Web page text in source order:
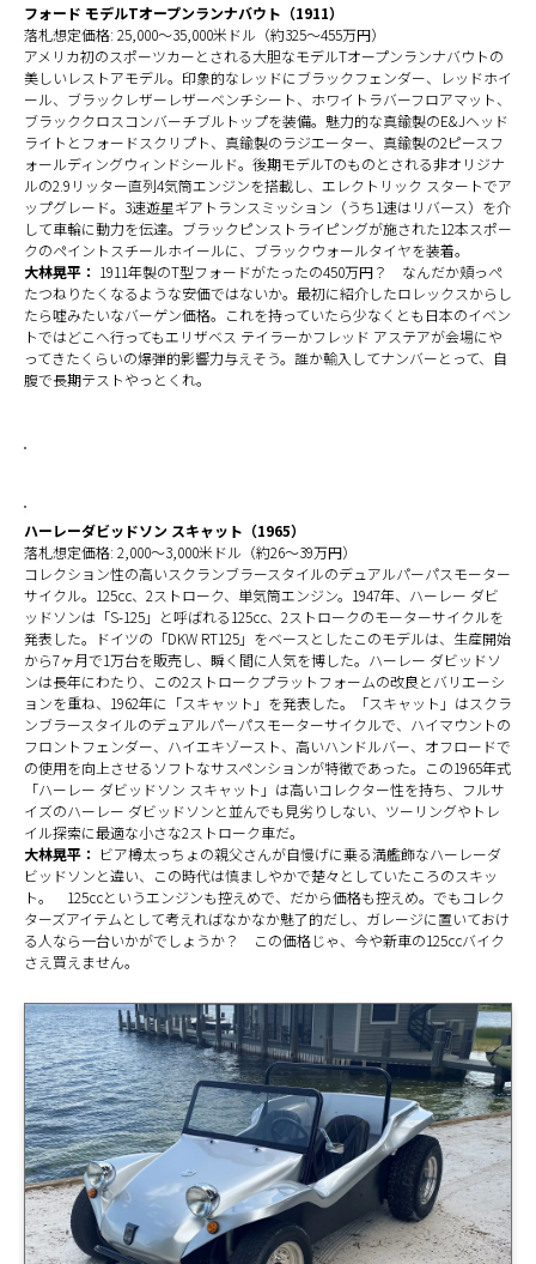
フォード モデルTオープンランナバウト（1911）
落札想定価格: 25,000～35,000米ドル（約325～455万円）
アメリカ初のスポーツカーとされる大胆なモデルTオープンランナバウトの
美しいレストアモデル。印象的なレッドにブラックフェンダー、レッドホイ
ール、ブラックレザーレザーベンチシート、ホワイトラバーフロアマット、
ブラッククロスコンバーチブルトップを装備。魅力的な真鍮製のE&Jヘッド
ライトとフォードスクリプト、真鍮製のラジエーター、真鍮製の2ピースフ
ォールディングウィンドシールド。後期モデルTのものとされる非オリジナ
ルの2.9リッター直列4気筒エンジンを搭載し、エレクトリック スタートでア
ップグレード。3速遊星ギアトランスミッション（うち1速はリバース）を介
して車輪に動力を伝達。ブラックピンストライピングが施された12本スポー
クのペイントスチールホイールに、ブラックウォールタイヤを装着。
大林晃平： 1911年製のT型フォードがたったの450万円？ なんだか頬っぺ
たつねりたくなるような安価ではないか。最初に紹介したロレックスからし
たら嘘みたいなバーゲン価格。これを持っていたら少なくとも日本のイベン
トではどこへ行ってもエリザベス テイラーかフレッド アステアが会場にや
ってきたくらいの爆弾的影響力与えそう。誰か輸入してナンバーとって、自
腹で長期テストやっとくれ。
ハーレーダビッドソン スキャット（1965）
落札想定価格: 2,000～3,000米ドル（約26～39万円）
コレクション性の高いスクランブラースタイルのデュアルパーパスモーター
サイクル。125cc、2ストローク、単気筒エンジン。1947年、ハーレー ダビ
ッドソンは「S-125」と呼ばれる125cc、2ストロークのモーターサイクルを
発表した。ドイツの「DKW RT125」をベースとしたこのモデルは、生産開始
から7ヶ月で1万台を販売し、瞬く間に人気を博した。ハーレー ダビッドソ
ンは長年にわたり、この2ストロークプラットフォームの改良とバリエーシ
ョンを重ね、1962年に「スキャット」を発表した。「スキャット」はスクラ
ンブラースタイルのデュアルパーパスモーターサイクルで、ハイマウントの
フロントフェンダー、ハイエキゾースト、高いハンドルバー、オフロードで
の使用を向上させるソフトなサスペンションが特徴であった。この1965年式
「ハーレー ダビッドソン スキャット」は高いコレクター性を持ち、フルサ
イズのハーレー ダビッドソンと並んでも見劣りしない、ツーリングやトレ
イル探索に最適な小さな2ストローク車だ。
大林晃平： ビア樽太っちょの親父さんが自慢げに乗る満艦飾なハーレーダ
ビッドソンと違い、この時代は慎ましやかで楚々としていたころのスキッ
ト。 125ccというエンジンも控えめで、だから価格も控えめ。でもコレク
ターズアイテムとして考えればなかなか魅了的だし、ガレージに置いておけ
る人なら一台いかがでしょうか？ この価格じゃ、今や新車の125ccバイク
さえ買えません。